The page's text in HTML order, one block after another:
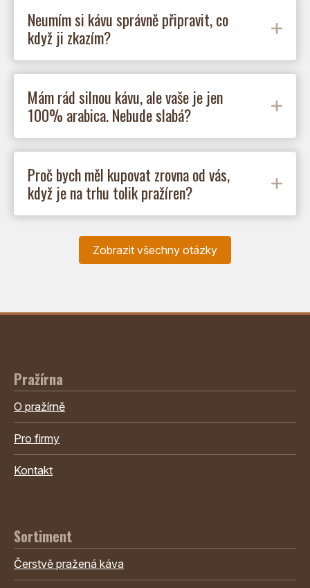
Neumím si kávu správně připravit, co
když ji zkazím?
Mám rád silnou kávu, ale vaše je jen
100% arabica. Nebude slabá?
Proč bych měl kupovat zrovna od vás,
když je na trhu tolik pražíren?
Zobrazit všechny otázky
Pražírna
O pražírně
Pro firmy
Kontakt
Sortiment
Čerstvě pražená káva